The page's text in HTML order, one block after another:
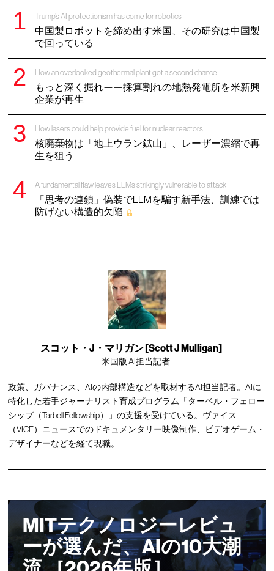
Trump’s AI protectionism has come for robotics
中国製ロボットを締め出す米国、その研究は中国製
で回っている
How an overlooked geothermal plant got a second chance
もっと深く掘れ——採算割れの地熱発電所を米新興
企業が再生
How lasers could help provide fuel for nuclear reactors
核廃棄物は「地上ウラン鉱山」、レーザー濃縮で再
生を狙う
A fundamental flaw leaves LLMs strikingly vulnerable to attack
「思考の連鎖」偽装でLLMを騙す新手法、訓練では
防げない構造的欠陥
スコット・J・マリガン [Scott J Mulligan]
米国版 AI担当記者
政策、ガバナンス、AIの内部構造などを取材するAI担当記者。AIに
特化した若手ジャーナリスト育成プログラム「ターベル・フェロー
シップ（Tarbell Fellowship）」の支援を受けている。ヴァイス
（VICE）ニュースでのドキュメンタリー映像制作、ビデオゲーム・
デザイナーなどを経て現職。
MITテクノロジーレビュ
ーが選んだ、AIの10大潮